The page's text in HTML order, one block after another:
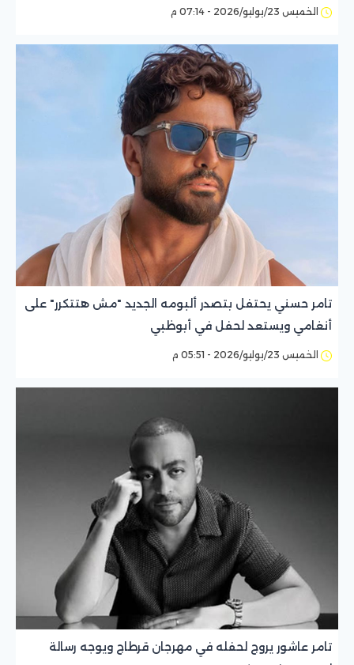
الخميس 23/يوليو/2026 - 07:14 م
تامر حسني يحتفل بتصدر ألبومه الجديد "مش هتتكرر" على
أنغامي ويستعد لحفل في أبوظبي
الخميس 23/يوليو/2026 - 05:51 م
تامر عاشور يروج لحفله في مهرجان قرطاج ويوجه رسالة